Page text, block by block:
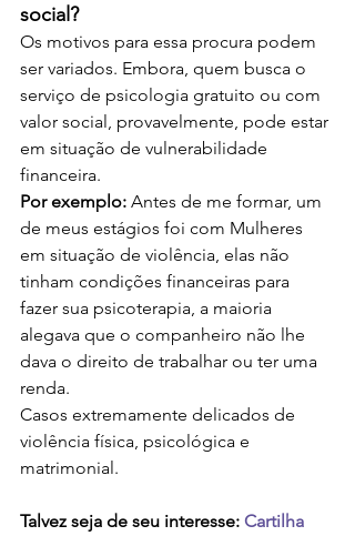
social?
Os motivos para essa procura podem
ser variados. Embora, quem busca o
serviço de psicologia gratuito ou com
valor social, provavelmente, pode estar
em situação de vulnerabilidade
financeira.
Por exemplo: Antes de me formar, um
de meus estágios foi com Mulheres
em situação de violência, elas não
tinham condições financeiras para
fazer sua psicoterapia, a maioria
alegava que o companheiro não lhe
dava o direito de trabalhar ou ter uma
renda.
Casos extremamente delicados de
violência física, psicológica e
matrimonial.
Talvez seja de seu interesse: Cartilha